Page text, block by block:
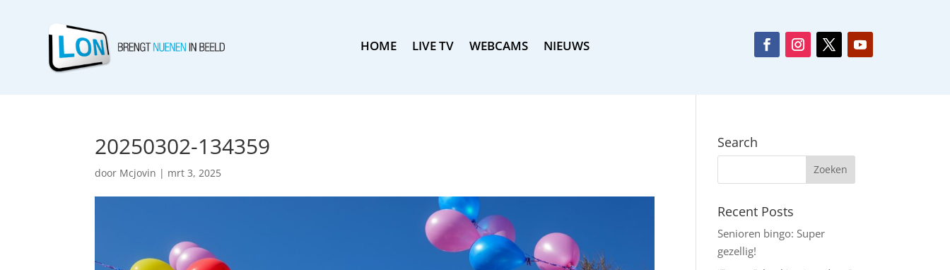
HOME LIVE TV WEBCAMS NIEUWS
20250302-134359
door Mcjovin | mrt 3, 2025
Search
Recent Posts
Senioren bingo: Super
gezellig!